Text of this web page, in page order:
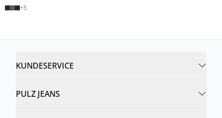
+5
KUNDESERVICE
PULZ JEANS